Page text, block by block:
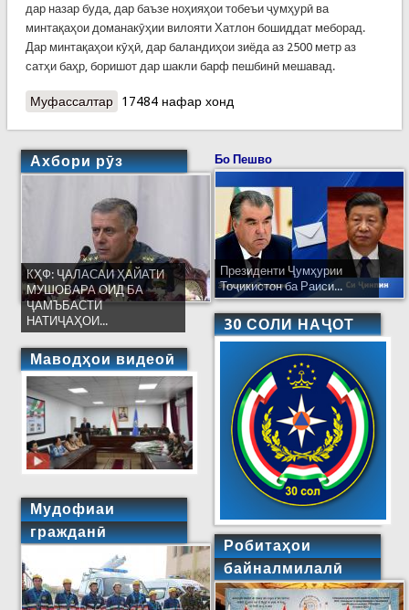
дар назар буда, дар баъзе ноҳияҳои тобеъи ҷумҳурӣ ва
минтақаҳои доманакӯҳии вилояти Хатлон бошиддат меборад.
Дар минтақаҳои кӯҳӣ, дар баландиҳои зиёда аз 2500 метр аз
сатҳи баҳр, боришот дар шакли барф пешбинӣ мешавад.
Муфассалтаро КҲФ:ОГОҲӢ ОИД БА ВАЗЪИ НОМУСОИДИ
17484 нафар хонд
Ахбори рӯз
КҲФ: ҶАЛАСАИ ҲАЙАТИ
МУШОВАРА ОИД БА
ҶАМЪБАСТИ
НАТИҶАҲОИ...
Маводҳои видеоӣ
Мудофиаи
гражданӣ
Бо Пешво
Президенти Ҷумҳурии
Тоҷикистон ба Раиси...
30 СОЛИ НАҶОТ
Робитаҳои
байналмилалӣ